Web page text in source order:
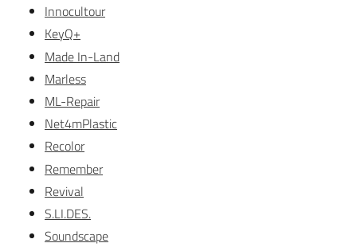
Innocultour
KeyQ+
Made In-Land
Marless
ML-Repair
Net4mPlastic
Recolor
Remember
Revival
S.LI.DES.
Soundscape